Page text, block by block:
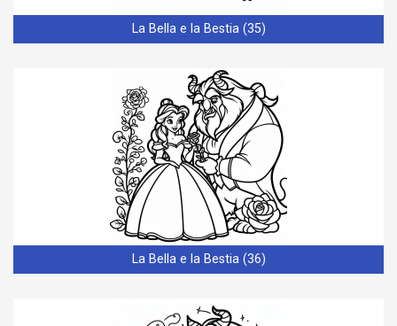
La Bella e la Bestia (35)
La Bella e la Bestia (36)